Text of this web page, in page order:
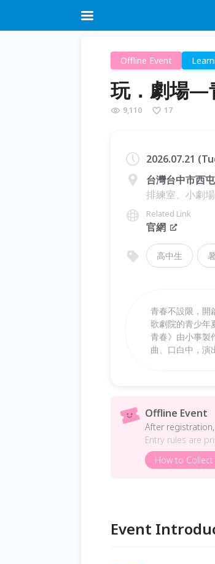
Offline Event
玩．劇場—
9,110 17
2026.07.21
台灣台中市西
排練室、小劇場
Related Link
官網
高中生
青春不設限，開
歌劇院的青少年
青春》由小事製
曲、口白中，演
Offline Event
After
Entry rules are
How to Collect
Event